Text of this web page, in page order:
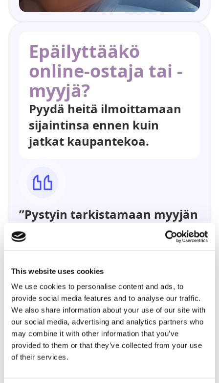
This website uses cookies
We use cookies to personalise content and ads, to
provide social media features and to analyse our traffic.
We also share information about your use of our site with
our social media, advertising and analytics partners who
may combine it with other information that you’ve
provided to them or that they’ve collected from your use
of their services.
Epäilyttääkö
online-ostaja tai -
myyjä?
Pyydä heitä ilmoittamaan
sijaintinsa ennen kuin
jatkat kaupantekoa.
”Pystyin tarkistamaan myyjän
sijainnin maksettuani
talletuksen skootterista. Kiitos
kaikki meni mainiosti!”